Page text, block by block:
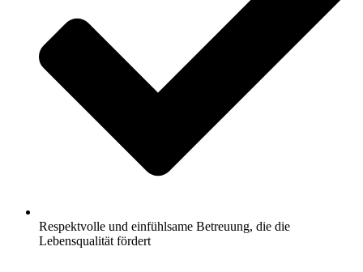
Respektvolle und einfühlsame Betreuung, die die
Lebensqualität fördert